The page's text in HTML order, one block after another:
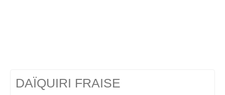
DAÏQUIRI FRAISE